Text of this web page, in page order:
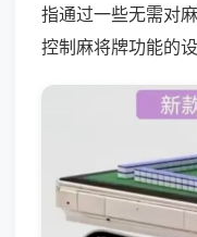
指通过一些无需对
控制麻将牌功能的设